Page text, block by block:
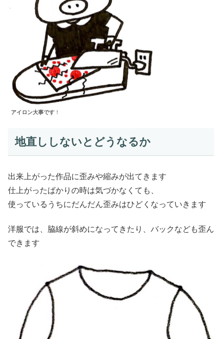
アイロン大事です ！
地直ししないとどうなるか
出来上がった作品に歪みや縮みが出てきます
仕上がったばかりの時は気づかなくても、
使っているうちにだんだん歪みはひどくなっていきます
洋服では、脇線が斜めになってきたり、バックなども歪ん
できます